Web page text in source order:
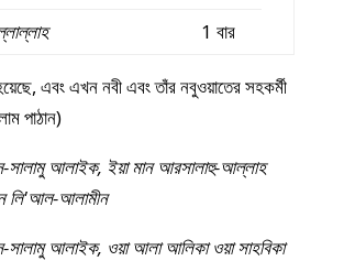
1 বার
এবং এখন নবী এবং তাঁর নবুওয়াতের সহকর্মী
পাঠান)
সালামু আলাইক, ইয়া মান আরসালাহু-আল্লাহ
লি'আল-আলামীন
আলাইক, ওয়া আলা আলিকা ওয়া সাহবিকা